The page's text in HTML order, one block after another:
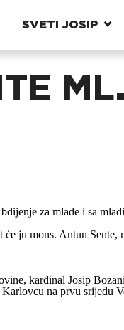
SVETI JOSIP
ML.
za mlade i sa
će ju mons. Antun
kardinal Josip
na prvu srijedu